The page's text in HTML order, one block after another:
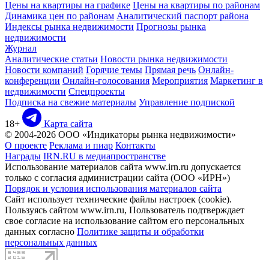
Цены на квартиры на графике Цены на квартиры по районам
Динамика цен по районам Аналитический паспорт района
Индексы рынка недвижимости Прогнозы рынка
недвижимости
Журнал
Аналитические статьи Новости рынка недвижимости
Новости компаний Горячие темы Прямая речь Онлайн-
конференции Онлайн-голосования Мероприятия Маркетинг в
недвижимости Спецпроекты
Подписка на свежие материалы Управление подпиской
18+
Карта сайта
© 2004-2026 ООО «Индикаторы рынка недвижимости»
О проекте Реклама и пиар Контакты
Награды IRN.RU в медиапространстве
Использование материалов сайта www.irn.ru допускается
только с согласия администрации сайта (ООО «ИРН»)
Порядок и условия использования материалов сайта
Сайт использует технические файлы настроек (cookie).
Пользуясь сайтом www.irn.ru, Пользователь подтверждает
свое согласие на использование сайтом его персональных
данных согласно Политике защиты и обработки
персональных данных